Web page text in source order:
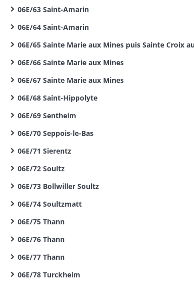
06E/63 Saint-Amarin
06E/64 Saint-Amarin
06E/65 Sainte Marie aux Mines puis Sainte Croix aux
06E/66 Sainte Marie aux Mines
06E/67 Sainte Marie aux Mines
06E/68 Saint-Hippolyte
06E/69 Sentheim
06E/70 Seppois-le-Bas
06E/71 Sierentz
06E/72 Soultz
06E/73 Bollwiller Soultz
06E/74 Soultzmatt
06E/75 Thann
06E/76 Thann
06E/77 Thann
06E/78 Turckheim